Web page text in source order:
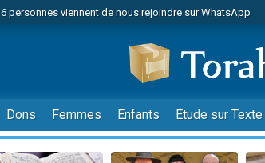
6 personnes viennent de nous rejoindre sur WhatsApp
2 personnes viennent de faire un don pour 1 Journée
17 personnes viennent de demander une bénédiction
4 personnes viennent de nous rejoindre sur WhatsApp
Il reste 49 places pour étudier en groupe sur Zoom
23 personnes viennent de faire un don pour Diane,
Dons Femmes Enfants Etude sur Texte